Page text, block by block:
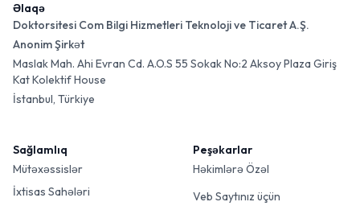
Əlaqə
Doktorsitesi Com Bilgi Hizmetleri Teknoloji ve Ticaret A.Ş.
Anonim Şirkət
Maslak Mah. Ahi Evran Cd. A.O.S 55 Sokak No:2 Aksoy Plaza Giriş
Kat Kolektif House
İstanbul, Türkiye
Sağlamlıq
Mütəxəssislər
İxtisas Sahələri
Peşəkarlar
Həkimlərə Özəl
Veb Saytınız üçün